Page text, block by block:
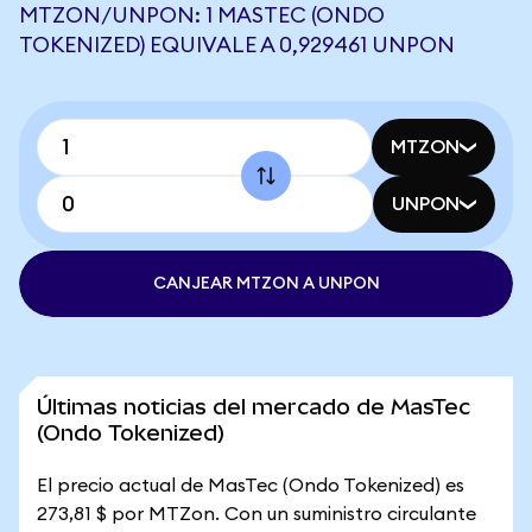
MTZON/UNPON: 1 MASTEC (ONDO
TOKENIZED) EQUIVALE A 0,929461 UNPON
MTZON
UNPON
CANJEAR MTZON A UNPON
Últimas noticias del mercado de MasTec
(Ondo Tokenized)
El precio actual de MasTec (Ondo Tokenized) es
273,81 $ por MTZon. Con un suministro circulante